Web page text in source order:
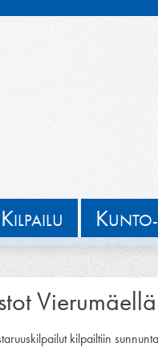
KILPAILU KUNTO-
kilpailtiin